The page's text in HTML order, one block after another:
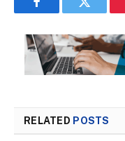
FacebookTwitter
RELATED POSTS